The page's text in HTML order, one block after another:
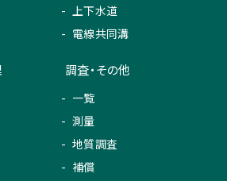
上下水道
電線共同溝
調査・その他
一覧
測量
地質調査
補償